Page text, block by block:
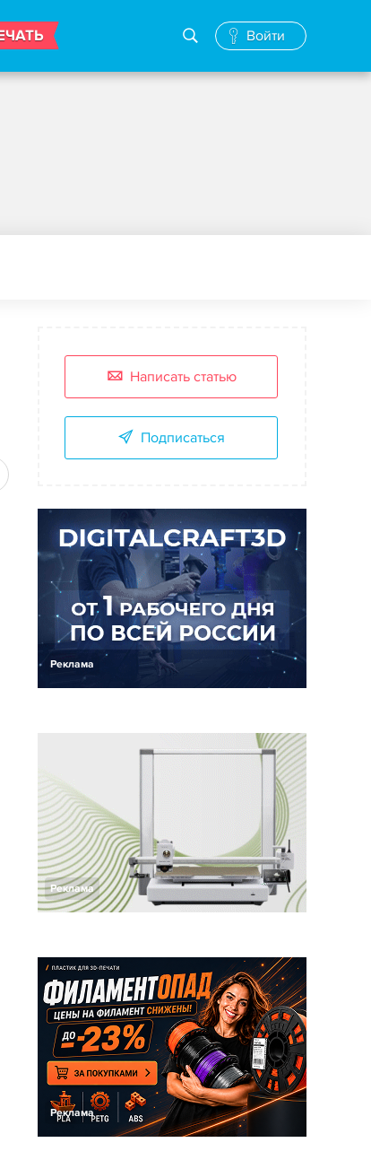
Войти
Написать статью
Подписаться
Реклама
Реклама
Реклама